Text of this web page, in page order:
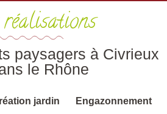
paysagers à Civrieux
le Rhône
jardin Engazonnement